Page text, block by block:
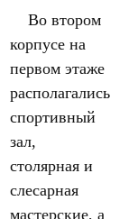
Во втором
корпусе на
первом этаже
располагались
спортивный
зал,
столярная и
слесарная
мастерские, а